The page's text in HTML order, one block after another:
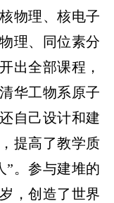
物理、核电子
理、同位素分
出全部课程，
华工物系原子
自己设计和建
提高了教学质
”。参与建堆的
岁，创造了世界